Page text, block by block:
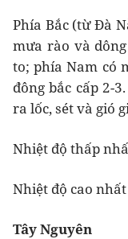
Phía Bắc (từ Đà
mưa rào và
to; phía Nam có
đông bắc cấp 2-
ra lốc, sét và gió
Nhiệt độ thấp
Nhiệt độ cao
Tây Nguyên